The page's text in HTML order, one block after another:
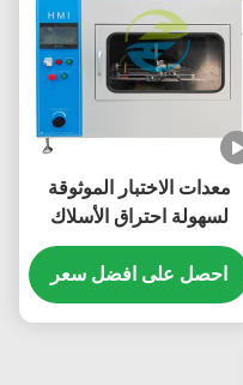
معدات الاختبار الموثوقة
لسهولة احتراق الأسلاك
المتوهجة حتى 960 درجة
مئوية لتقييم خطر الحريق
IEC 60695
احصل على افضل سعر